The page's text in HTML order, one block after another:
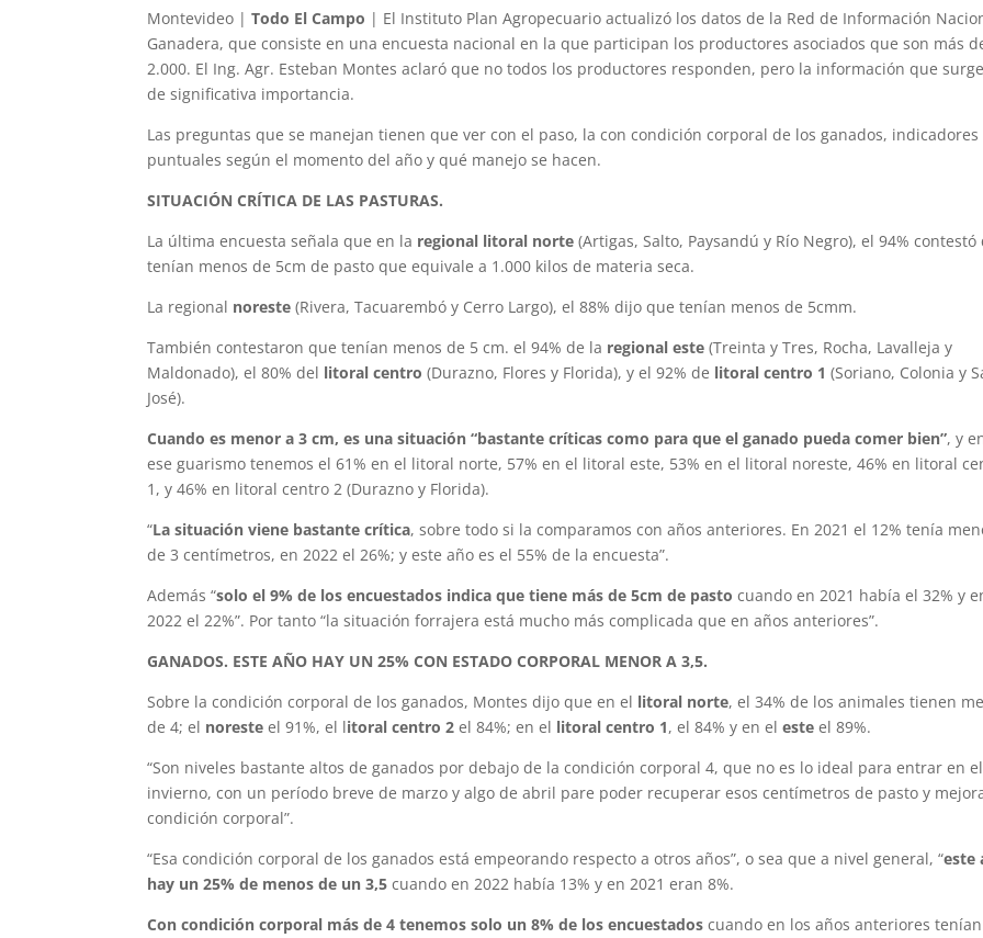
Montevideo |Todo El Campo | El Instituto Plan Agropecuario actualizó los datos de la Red de Información
Ganadera, que consiste en una encuesta nacional en la que participan los productores asociados que son más
2.000. El Ing. Agr. Esteban Montes aclaró que no todos los productores responden, pero la información que
de significativa importancia.
Las preguntas que se manejan tienen que ver con el paso, la con condición corporal de los ganados, indicadores
puntuales según el momento del año y qué manejo se hacen.
SITUACIÓN CRÍTICA DE LAS PASTURAS.
La última encuesta señala que en la regional litoral norte (Artigas, Salto, Paysandú y Río Negro), el 94% contestó
tenían menos de 5cm de pasto que equivale a 1.000 kilos de materia seca.
La regional noreste (Rivera, Tacuarembó y Cerro Largo), el 88% dijo que tenían menos de 5cmm.
También contestaron que tenían menos de 5 cm. el 94% de la regional este (Treinta y Tres, Rocha, Lavalleja y
Maldonado), el 80% del litoral centro (Durazno, Flores y Florida), y el 92% de litoral centro 1 (Soriano, Colonia y
José).
Cuando es menor a 3 cm, es una situación “bastante críticas como para que el ganado pueda comer bien”, y
ese guarismo tenemos el 61% en el litoral norte, 57% en el litoral este, 53% en el litoral noreste, 46% en litoral
1, y 46% en litoral centro 2 (Durazno y Florida).
“La situación viene bastante crítica, sobre todo si la comparamos con años anteriores. En 2021 el 12% tenía
de 3 centímetros, en 2022 el 26%; y este año es el 55% de la encuesta”.
Además “solo el 9% de los encuestados indica que tiene más de 5cm de pastocuando en 2021 había el 32% y
2022 el 22%”. Por tanto “la situación forrajera está mucho más complicada que en años anteriores”.
GANADOS. ESTE AÑO HAY UN 25% CON ESTADO CORPORAL MENOR A 3,5.
Sobre la condición corporal de los ganados, Montes dijo que en el litoral norte, el 34% de los animales tienen
de 4; el noreste el 91%, el litoral centro 2 el 84%; en el litoral centro 1, el 84% y en eleste el 89%.
“Son niveles bastante altos de ganados por debajo de la condición corporal 4, que no es lo ideal para entrar en el
invierno, con un período breve de marzo y algo de abril pare poder recuperar esos centímetros de pasto y
condición corporal”.
“Esa condición corporal de los ganados está empeorando respecto a otros años”, o sea que a nivel general, “este
hay un 25% de menos de un 3,5 cuando en 2022 había 13% y en 2021 eran 8%.
Con condición corporal más de 4 tenemos solo un 8% de los encuestados cuando en los años anteriores tenían